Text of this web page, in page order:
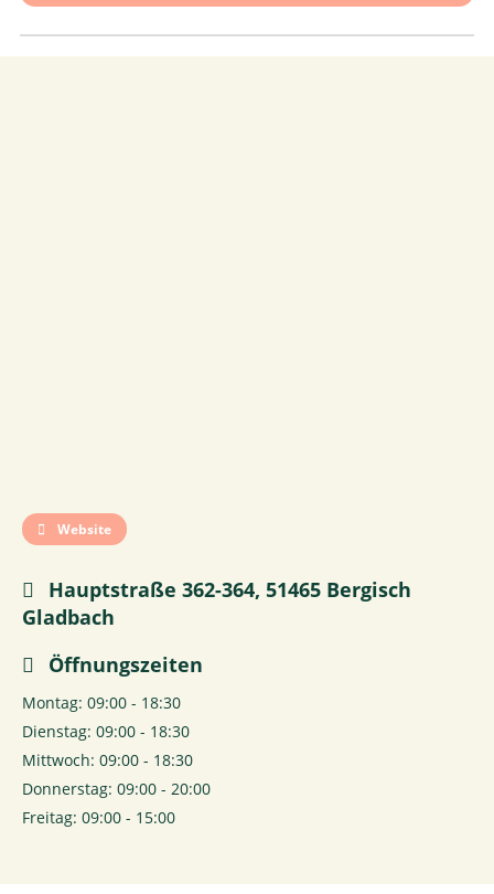
Website
Hauptstraße 362-364, 51465 Bergisch
Gladbach
Öffnungszeiten
Montag: 09:00 - 18:30
Dienstag: 09:00 - 18:30
Mittwoch: 09:00 - 18:30
Donnerstag: 09:00 - 20:00
Freitag: 09:00 - 15:00